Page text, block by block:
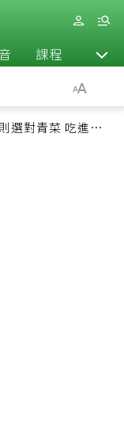
課程 退休
選對青菜 吃進纖